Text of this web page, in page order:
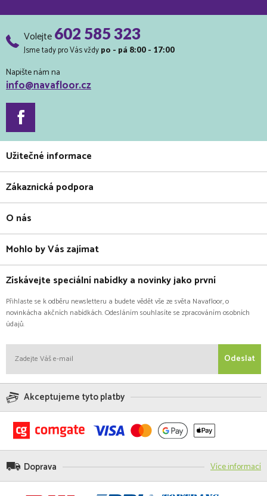
Volejte602 585 323
Jsme tady pro Vás vždy po - pá 8:00 - 17:00
Napište nám na
info@navafloor.cz
Užitečné informace
Zákaznická podpora
O nás
Mohlo by Vás zajímat
Získávejte speciální nabídky a novinky jako první
Přihlaste se k odběru newsletteru a budete vědět vše ze světa Navafloor, o
novinkácha akčních nabídkách. Odesláním souhlasíte se zpracováním osobních
údajů.
Odeslat
Akceptujeme tyto platby
Doprava Více informací